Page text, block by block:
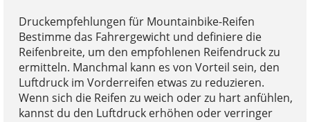
Druckempfehlungen für Mountainbike-Reifen
Bestimme das Fahrergewicht und definiere die
Reifenbreite, um den empfohlenen Reifendruck zu
ermitteln. Manchmal kann es von Vorteil sein, den
Luftdruck im Vorderreifen etwas zu reduzieren.
Wenn sich die Reifen zu weich oder zu hart anfühlen,
kannst du den Luftdruck erhöhen oder verringer